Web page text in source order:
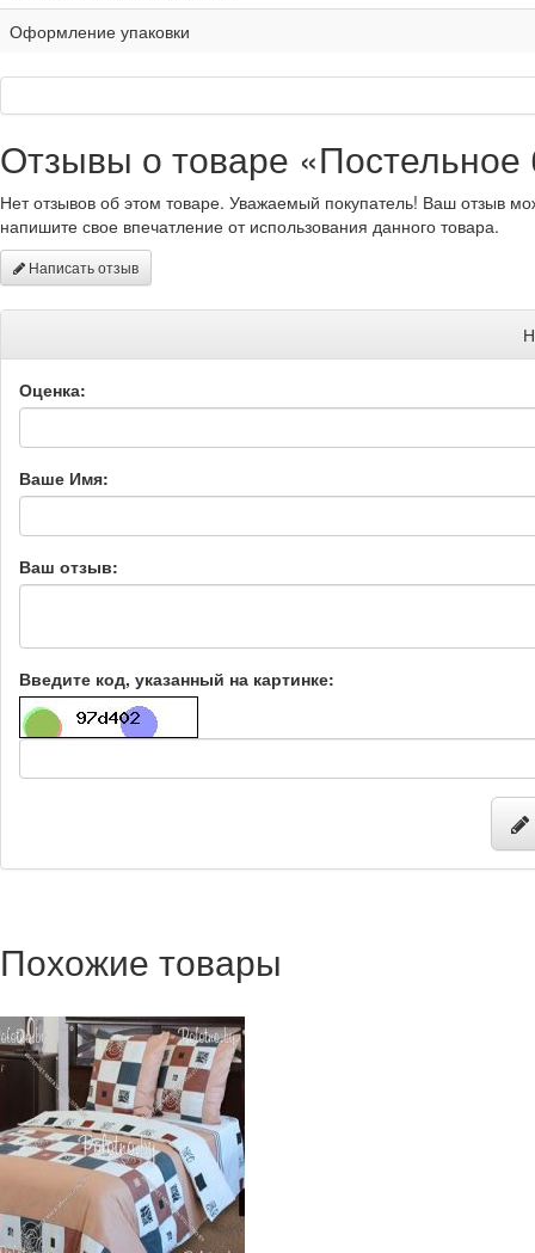
Оформление упаковки
Отзывы о товаре
Нет отзывов об этом товаре. Уважаемый покупатель! Ваш отзыв
напишите свое впечатление от использования данного товара.
Написать отзыв
Оценка:
Ваше Имя:
Ваш отзыв:
Введите код, указанный на картинке:
Похожие товары